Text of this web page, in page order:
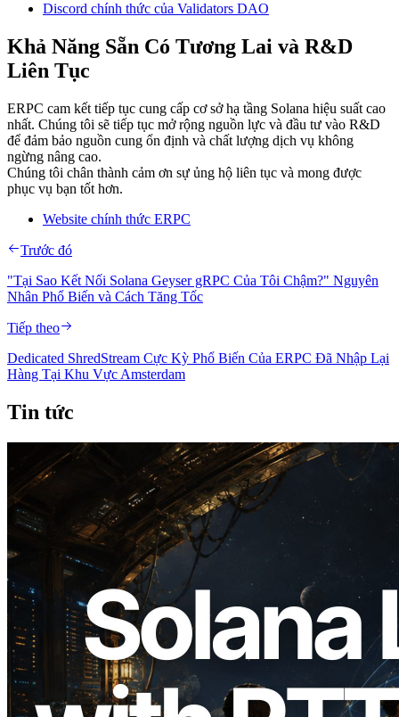
Discord chính thức của Validators DAO
Khả Năng Sẵn Có Tương Lai và R&D
Liên Tục
ERPC cam kết tiếp tục cung cấp cơ sở hạ tầng Solana hiệu suất cao
nhất. Chúng tôi sẽ tiếp tục mở rộng nguồn lực và đầu tư vào R&D
để đảm bảo nguồn cung ổn định và chất lượng dịch vụ không
ngừng nâng cao.
Chúng tôi chân thành cảm ơn sự ủng hộ liên tục và mong được
phục vụ bạn tốt hơn.
Website chính thức ERPC
Trước đó
"Tại Sao Kết Nối Solana Geyser gRPC Của Tôi Chậm?" Nguyên
Nhân Phổ Biến và Cách Tăng Tốc
Tiếp theo
Dedicated ShredStream Cực Kỳ Phổ Biến Của ERPC Đã Nhập Lại
Hàng Tại Khu Vực Amsterdam
Tin tức
2026.08.05
ERPC mở rộng Solana Leader Slot API